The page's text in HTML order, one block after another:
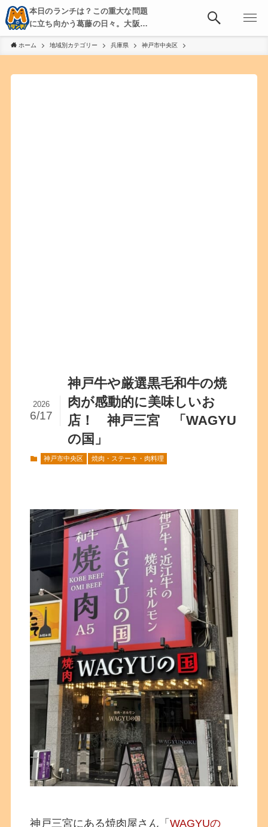
本日のランチは？この重大な問題
に立ち向かう葛藤の日々。大阪・
京都・神戸を中心とした食べ歩
き、飲み歩きを綴る。
ホーム 地域別カテゴリー 兵庫県 神戸市中央区
神戸牛や厳選黒毛和牛の焼
肉が感動的に美味しいお
店！ 神戸三宮 「WAGYU
の国」
2026
6/17
神戸市中央区 焼肉・ステーキ・肉料理
神戸三宮にある焼肉屋さん「WAGYUの